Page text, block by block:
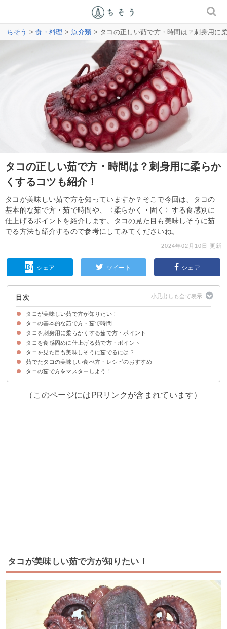
ちそう >食・料理 >魚介類 > タコの正しい茹で方・時間は？刺身用に
タコの正しい茹で方・時間は？刺身用に柔らか
くするコツも紹介！
タコが美味しい茹で方を知っていますか？そこで今回は、タコの
基本的な茹で方・茹で時間や、〈柔らかく・固く〉する食感別に
仕上げるポイントを紹介します。タコの見た目も美味しそうに茹
でる方法も紹介するので参考にしてみてくださいね。
2024年02月10日 更新
シェア ツイート シェア
目次
タコが美味しい茹で方が知りたい！
タコの基本的な茹で方・茹で時間
タコの茹で方の手順
タコの茹で時間の目安
タコを刺身用に柔らかくする茹で方・ポイント
タコを柔らかくする下処理
柔らかいタコにする茹で方のコツ
タコを食感固めに仕上げる茹で方・ポイント
食感固めのタコにする茹で方のコツ
食感固めのタコにする際の注意点
タコを見た目も美味しそうに茹でるには？
タコを色鮮やかに仕上げる方法
タコの皮が禿げる原因と対処法
茹でたタコの美味しい食べ方・レシピのおすすめ
①茹でタコのカルパッチョ
②タコ飯
③大根とタコの煮物
タコの茹で方をマスターしよう！
（このページにはPRリンクが含まれています）
タコが美味しい茹で方が知りたい！